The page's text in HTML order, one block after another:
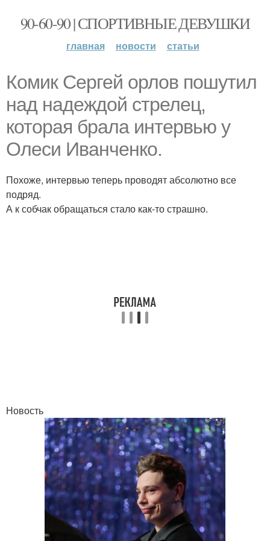
90-60-90 | СПОРТИВНЫЕ ДЕВУШКИ
главная новости статьи
Комик Сергей орлов пошутил
над надеждой стрелец,
которая брала интервью у
Олеси Иванченко.
Похоже, интервью теперь проводят абсолютно все
подряд.
А к собчак обращаться стало как-то страшно.
Новость